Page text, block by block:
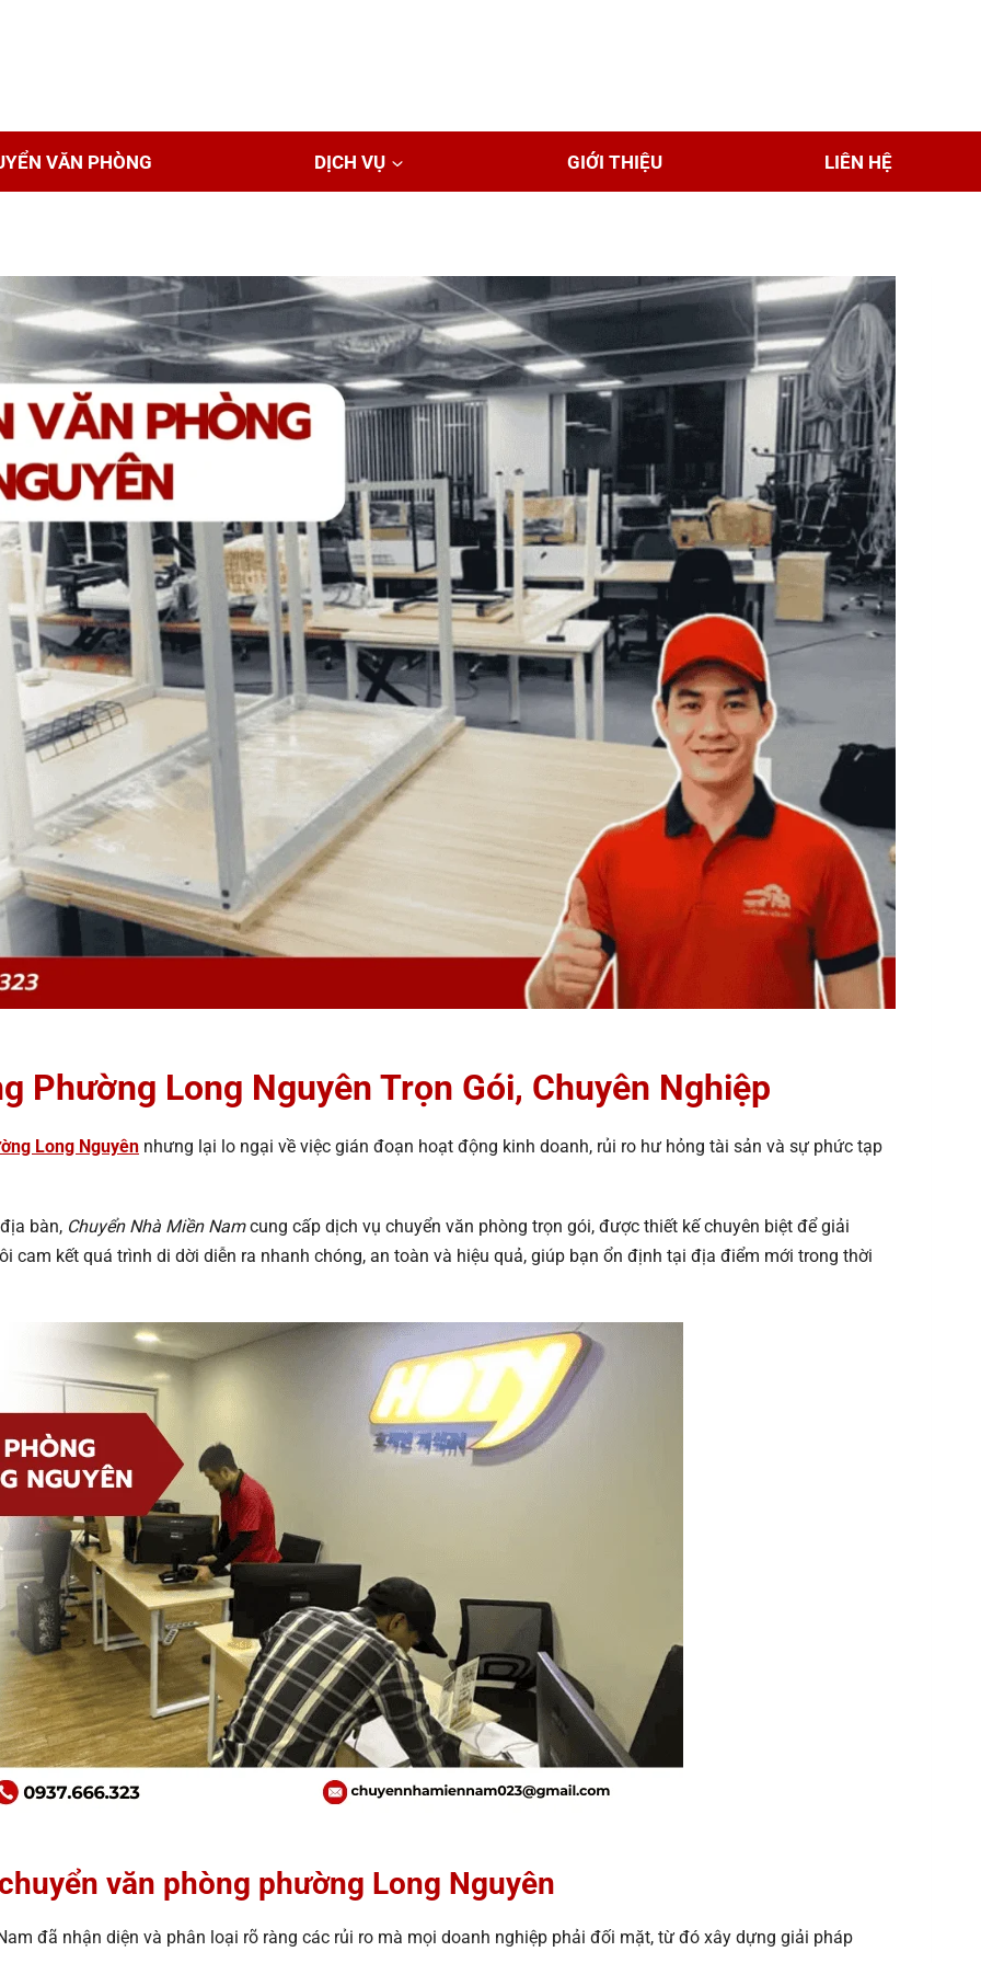
VĂN PHÒNG DỊCH VỤ GIỚI THIỆU LIÊN HỆ
Phường Long Nguyên Trọn Gói, Chuyên Nghiệp
Long Nguyên nhưng lại lo ngại về việc gián đoạn hoạt động kinh doanh, rủi ro hư hỏng tài sản và sự phức tạp
bàn, Chuyển Nhà Miền Namcung cấp dịch vụ chuyển văn phòng trọn gói, được thiết kế chuyên biệt để giải
cam kết quá trình di dời diễn ra nhanh chóng, an toàn và hiệu quả, giúp bạn ổn định tại địa điểm mới trong thời
văn phòng phường Long Nguyên
đã nhận diện và phân loại rõ ràng các rủi ro mà mọi doanh nghiệp phải đối mặt, từ đó xây dựng giải pháp